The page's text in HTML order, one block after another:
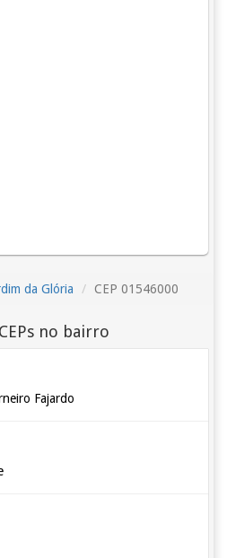
da Glória CEP 01546000
no bairro
Fajardo